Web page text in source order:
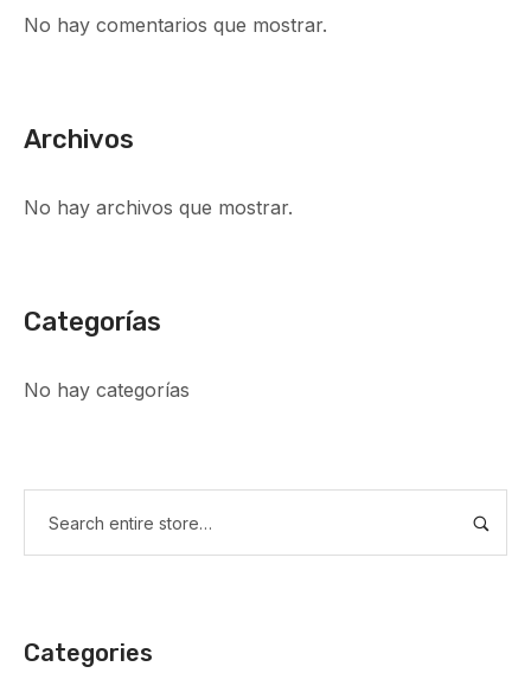
No hay comentarios que mostrar.
Archivos
No hay archivos que mostrar.
Categorías
No hay categorías
Categories